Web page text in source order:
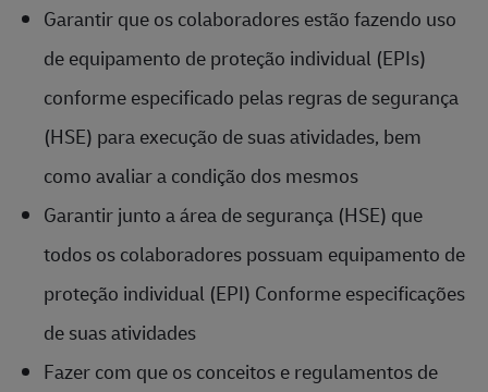
Garantir que os colaboradores estão fazendo uso
de equipamento de proteção individual (EPIs)
conforme especificado pelas regras de segurança
(HSE) para execução de suas atividades, bem
como avaliar a condição dos mesmos
Garantir junto a área de segurança (HSE) que
todos os colaboradores possuam equipamento de
proteção individual (EPI) Conforme especificações
de suas atividades
Fazer com que os conceitos e regulamentos de